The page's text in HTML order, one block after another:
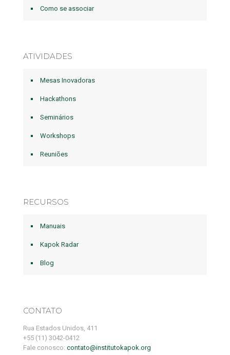
Como se associar
ATIVIDADES
Mesas Inovadoras
Hackathons
Seminários
Workshops
Reuniões
RECURSOS
Manuais
Kapok Radar
Blog
CONTATO
Rua Estados Unidos, 411
+55 (11) 3042-0412
Fale conosco: contato@institutokapok.org